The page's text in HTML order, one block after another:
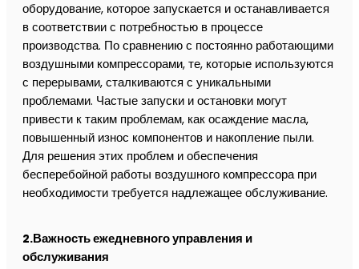
оборудование, которое запускается и останавливается
в соответствии с потребностью в процессе
производства. По сравнению с постоянно работающими
воздушными компрессорами, те, которые используются
с перерывами, сталкиваются с уникальными
проблемами. Частые запуски и остановки могут
привести к таким проблемам, как осаждение масла,
повышенный износ компонентов и накопление пыли.
Для решения этих проблем и обеспечения
бесперебойной работы воздушного компрессора при
необходимости требуется надлежащее обслуживание.
2.Важность ежедневного управления и
обслуживания